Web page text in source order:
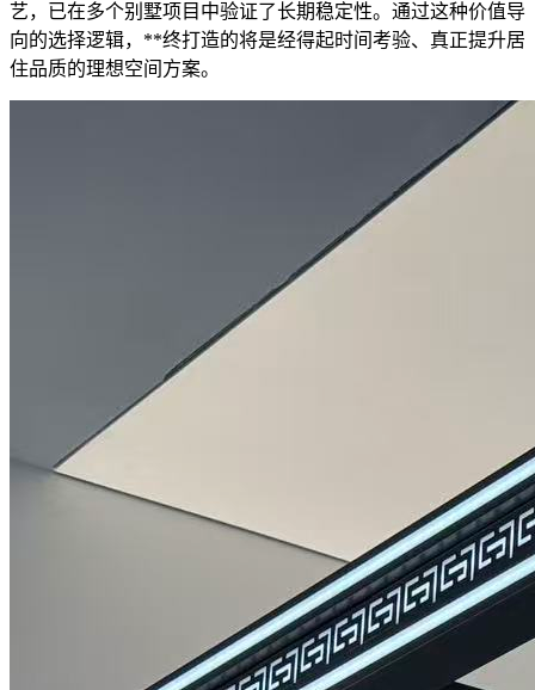
艺，已在多个别墅项目中验证了长期稳定性。通过这种价值导
向的选择逻辑，**终打造的将是经得起时间考验、真正提升居
住品质的理想空间方案。